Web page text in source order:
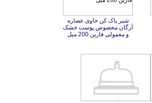
شیر پاک کن حاوی عصاره
آرگان مخصوص پوست خشک
و معمولی فاربن 200 میل